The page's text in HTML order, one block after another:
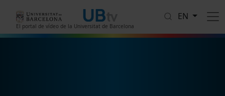
El portal de vídeo de la Universitat de Barcelona
EN